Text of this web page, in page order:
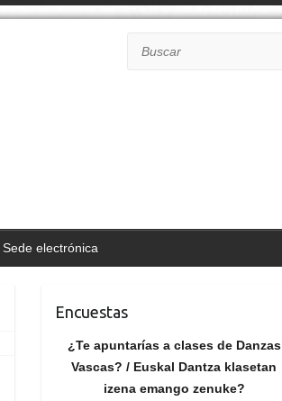
Sede electrónica
Encuestas
¿Te apuntarías a clases de Danzas
Vascas? / Euskal Dantza klasetan
izena emango zenuke?